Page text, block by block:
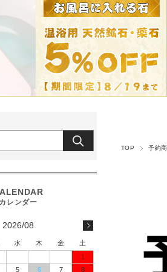
TOP 予約
2026/08
水 木 金
土
1
5 6 7 8